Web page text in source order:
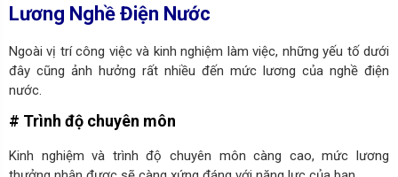
Lương Nghề Điện Nước
Ngoài vị trí công việc và kinh nghiệm làm việc, những yếu tố dưới
đây cũng ảnh hưởng rất nhiều đến mức lương của nghề điện
nước.
# Trình độ chuyên môn
Kinh nghiệm và trình độ chuyên môn càng cao, mức lương